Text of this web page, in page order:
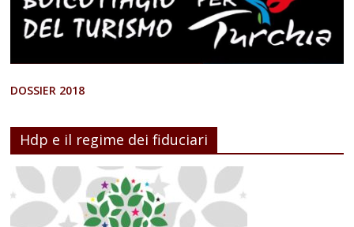
DOSSIER 2018
Hdp e il regime dei fiduciari